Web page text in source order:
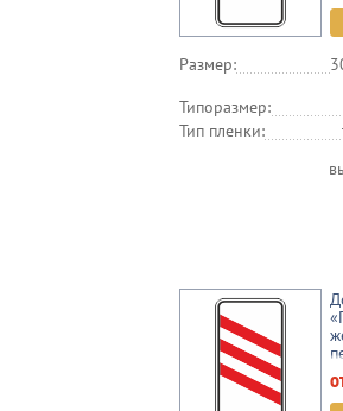
Размер:
Типоразмер:
Тип пленки: